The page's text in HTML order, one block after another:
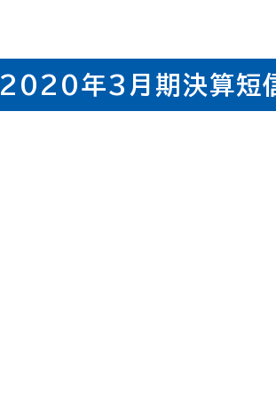
2020年3月期決算短